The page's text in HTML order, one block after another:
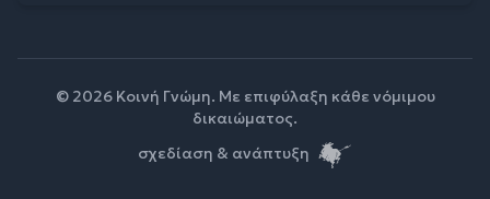
© 2026 Κοινή Γνώμη. Με επιφύλαξη κάθε νόμιμου
δικαιώματος.
σχεδίαση & ανάπτυξη